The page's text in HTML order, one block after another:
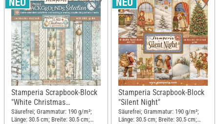
Stamperia Scrapbook-Block
"White Christmas
Backgrounds"
Säurefrei; Grammatur: 190 g/m²;
Länge: 30.5 cm; Breite: 30.5 cm;
Stamperia Scrapbook-Block
"Silent Night"
Säurefrei; Grammatur: 190 g/m²;
Länge: 30.5 cm; Breite: 30.5 cm;